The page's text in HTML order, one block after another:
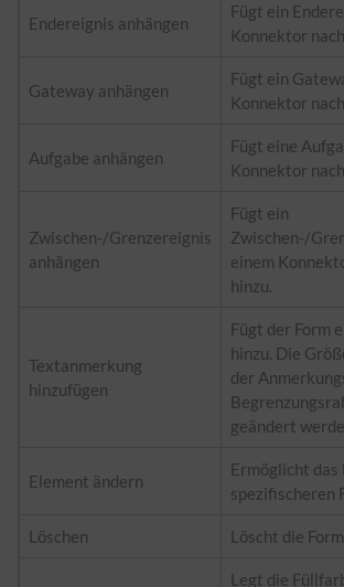
Endereignis anhängen
Fügt ein
Konnektor
Gateway anhängen
Fügt ein
Konnektor
Aufgabe anhängen
Fügt eine
Konnektor
Zwischen-/Grenzereignis
anhängen
Fügt ein
Zwischen-/
einem
hinzu.
Textanmerkung
hinzufügen
Fügt der Form
hinzu. Die
der
geändert
Element ändern
Ermöglicht das
spezifischeren
Löschen Löscht die
Legt die